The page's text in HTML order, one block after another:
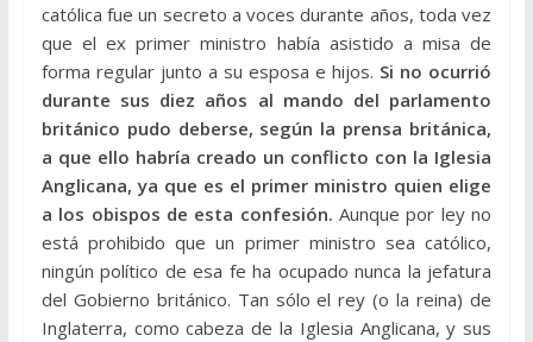
católica fue un secreto a voces durante años, toda vez
que el ex primer ministro había asistido a misa de
forma regular junto a su esposa e hijos. Si no ocurrió
durante sus diez años al mando del parlamento
británico pudo deberse, según la prensa británica,
a que ello habría creado un conflicto con la Iglesia
Anglicana, ya que es el primer ministro quien elige
a los obispos de esta confesión.Aunque por ley no
está prohibido que un primer ministro sea católico,
ningún político de esa fe ha ocupado nunca la jefatura
del Gobierno británico. Tan sólo el rey (o la reina) de
Inglaterra, como cabeza de la Iglesia Anglicana, y sus